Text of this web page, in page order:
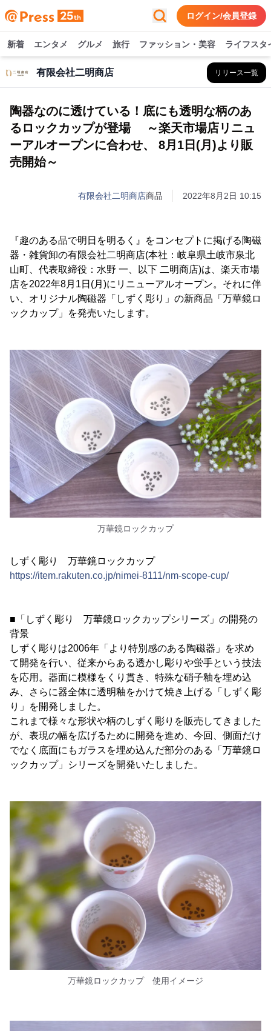
ログイン/会員登録
新着 エンタメ グルメ 旅行 ファッション・美容 ライフスタ
有限会社二明商店 リリース一覧
陶器なのに透けている！底にも透明な柄のあ
るロックカップが登場 ～楽天市場店リニュ
ーアルオープンに合わせ、 8月1日(月)より販
売開始～
有限会社二明商店商品 2022年8月2日 10:15
『趣のある品で明日を明るく』をコンセプトに掲げる陶磁
器・雑貨卸の有限会社二明商店(本社：岐阜県土岐市泉北
山町、代表取締役：水野 一、以下 二明商店)は、楽天市場
店を2022年8月1日(月)にリニューアルオープン。それに伴
い、オリジナル陶磁器「しずく彫り」の新商品「万華鏡ロ
ックカップ」を発売いたします。
万華鏡ロックカップ
しずく彫り 万華鏡ロックカップ
https://item.rakuten.co.jp/nimei-8111/nm-scope-cup/
■「しずく彫り 万華鏡ロックカップシリーズ」の開発の
背景
しずく彫りは2006年「より特別感のある陶磁器」を求め
て開発を行い、従来からある透かし彫りや蛍手という技法
を応用。器面に模様をくり貫き、特殊な硝子釉を埋め込
み、さらに器全体に透明釉をかけて焼き上げる「しずく彫
り」を開発しました。
これまで様々な形状や柄のしずく彫りを販売してきました
が、表現の幅を広げるために開発を進め、今回、側面だけ
でなく底面にもガラスを埋め込んだ部分のある「万華鏡ロ
ックカップ」シリーズを開発いたしました。
万華鏡ロックカップ 使用イメージ